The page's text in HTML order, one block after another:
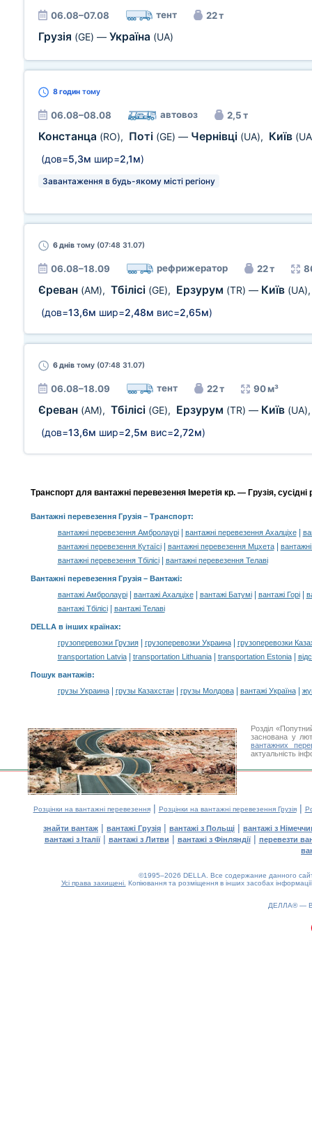
06.08–07.08 тент 22 т
Грузія (GE) — Україна (UA)
8 годин тому
06.08–08.08 автовоз 2,5 т
Констанца (RO), Поті (GE) — Чернівці (UA), Київ
(дов=5,3м шир=2,1м)
Завантаження в будь-якому місті регіону
6 днів тому (07:48 31.07)
06.08–18.09 рефрижератор 22 т
Єреван (AM), Тбілісі (GE), Ерзурум (TR) — Київ (UA)
(дов=13,6м шир=2,48м вис=2,65м)
6 днів тому (07:48 31.07)
06.08–18.09 тент 22 т 90 м³
Єреван (AM), Тбілісі (GE), Ерзурум (TR) — Київ (UA)
(дов=13,6м шир=2,5м вис=2,72м)
Транспорт для вантажні перевезення Імеретія кр. — Грузія, сусідні
Вантажні перевезення Грузія– Транспорт:
вантажні перевезення Амбролаурі| вантажні перевезення Ахалціхе|
вантажні перевезення Кутаїсі| вантажні перевезення Мцхета|
вантажні перевезення Тбілісі| вантажні перевезення Телаві
Вантажні перевезення Грузія – Вантажі:
вантажі Амбролаурі| вантажі Ахалціхе| вантажі Батумі| вантажі Горі|
вантажі Тбілісі| вантажі Телаві
DELLA в інших країнах:
грузоперевозки Грузия| грузоперевозки Украина|
грузоперевозки
transportation Latvia| transportation Lithuania| transportation Estonia|
Пошук вантажів:
грузы Украина| грузы Казахстан| грузы Молдова| вантажі Україна|
Розділ
заснована у
вантажних
актуальність
Розцінки на вантажні перевезення| Розцінки на вантажні перевезення Грузія|
знайти вантаж | вантажі Грузія | вантажі з Польщі | вантажі з
вантажі з Італії| вантажі з Литви | вантажі з Фінляндії| перевезти
©1995–2026 DELLA. Все содержание данного
Усі права захищені. Копіювання та розміщення в інших засобах
ДЕЛЛА® —